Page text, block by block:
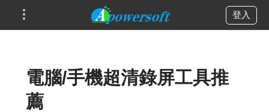
登入
電腦/手機超清錄屏工具推
薦